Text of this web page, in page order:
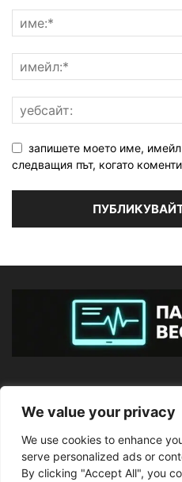
We value your privacy
We use cookies to enhance
serve personalized ads or
By clicking "Accept All", you
запишете моето име, имейл
следващия път, когато